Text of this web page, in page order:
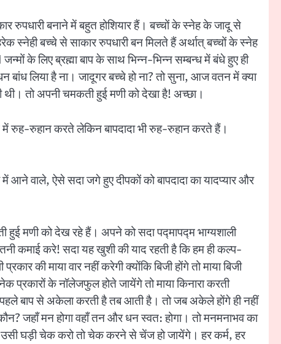
रुपधारी बनाने में बहुत होशियार हैं। बच्चों के स्नेह के जादू से
स्नेही बच्चे से साकार रुपधारी बन मिलते हैं अर्थात् बच्चों के स्नेह
के लिए ब्रह्मा बाप के साथ भिन्न-भिन्न सम्बन्ध में बंधे हुए ही
बांध लिया है ना। जादूगर बच्चे हो ना? तो सुना, आज वतन में क्या
तो अपनी चमकती हुई मणी को देखा है! अच्छा।
रुह-रुहान करते लेकिन बापदादा भी रुह-रुहान करते हैं।
आने वाले, ऐसे सदा जगे हुए दीपकों को बापदादा का यादप्यार और
मणी को देख रहे हैं। अपने को सदा पद्मापद्म भाग्यशाली
कमाई करे! सदा यह खुशी की याद रहती है कि हम ही कल्प-
की माया वार नहीं करेगी क्योंकि बिजी होंगे तो माया बिजी
के नॉलेजफुल होते जायेंगे तो माया किनारा करती
बाप से अकेला करती है तब आती है। तो जब अकेले होंगे ही नहीं
जहाँ मन होगा वहाँ तन और धन स्वत: होगा। तो मनमनाभव का
उसी घड़ी चेक करो तो चेक करने से चेंज हो जायेंगे। हर कर्म, हर